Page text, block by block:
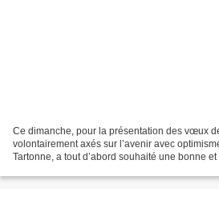
Ce dimanche, pour la présentation des vœux
volontairement axés sur l’avenir avec
Tartonne, a tout d’abord souhaité une bonne